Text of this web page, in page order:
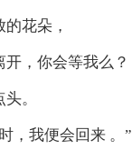
花朵，
，你会等我么？
。
，我便会回来 。”